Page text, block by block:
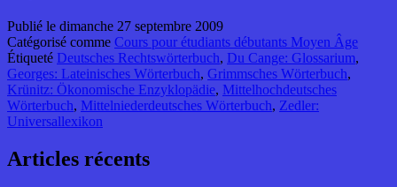
Publié le dimanche 27 septembre 2009
Catégorisé comme Cours pour étudiants débutants Moyen Âge
Étiqueté Deutsches Rechtswörterbuch, Du Cange: Glossarium,
Georges: Lateinisches Wörterbuch, Grimmsches Wörterbuch,
Krünitz: Ökonomische Enzyklopädie, Mittelhochdeutsches
Wörterbuch, Mittelniederdeutsches Wörterbuch, Zedler:
Universallexikon
Articles récents